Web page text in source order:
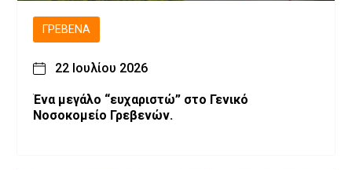
ΓΡΕΒΕΝΆ
22 Ιουλίου 2026
Ένα μεγάλο “ευχαριστώ” στο Γενικό
Νοσοκομείο Γρεβενών.